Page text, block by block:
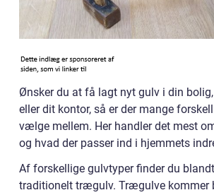
Ønsker du at få lagt nyt gulv i din
eller dit kontor, så er der mange
vælge mellem. Her handler det mest
og hvad der passer ind i hjemmets
Af forskellige gulvtyper finder du
traditionelt trægulv. Trægulve kommer